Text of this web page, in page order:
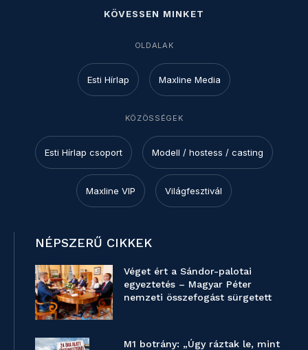
KÖVESSEN MINKET
OLDALAK
Esti Hírlap Maxline Media
KÖZÖSSÉGEK
Esti Hírlap csoport Modell / hostess / casting
Maxline VIP Világfesztivál
NÉPSZERŰ CIKKEK
Véget ért a Sándor-palotai
egyeztetés – Magyar Péter
nemzeti összefogást sürgetett
M1 botrány: „Úgy ráztak le, mint